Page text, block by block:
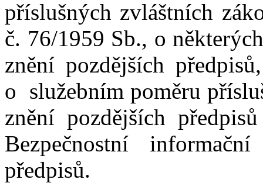
příslušných zvláštních
č. 76/1959 Sb., o
znění pozdějších
o služebním poměru
znění pozdějších
Bezpečnostní
předpisů.